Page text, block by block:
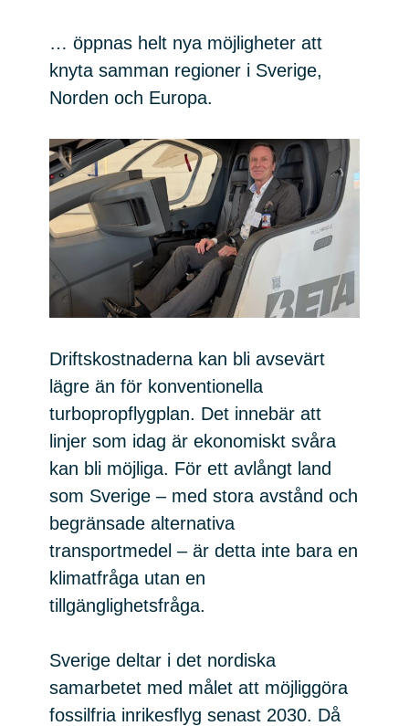
… öppnas helt nya möjligheter att
knyta samman regioner i Sverige,
Norden och Europa.
Driftskostnaderna kan bli avsevärt
lägre än för konventionella
turbopropflygplan. Det innebär att
linjer som idag är ekonomiskt svåra
kan bli möjliga. För ett avlångt land
som Sverige – med stora avstånd och
begränsade alternativa
transportmedel – är detta inte bara en
klimatfråga utan en
tillgänglighetsfråga.
Sverige deltar i det nordiska
samarbetet med målet att möjliggöra
fossilfria inrikesflyg senast 2030. Då